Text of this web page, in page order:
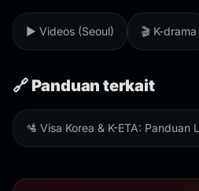
▶️ Videos (Seoul) 🎬 K-drama
🔗 Panduan terkait
🛂 Visa Korea & K-ETA: Panduan